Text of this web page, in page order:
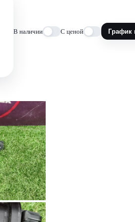
В наличии С ценой График